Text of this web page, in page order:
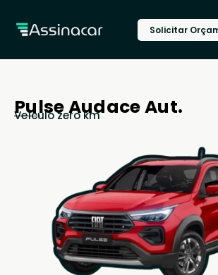
Solicitar
Pulse Audace Aut.
Veículo zero km